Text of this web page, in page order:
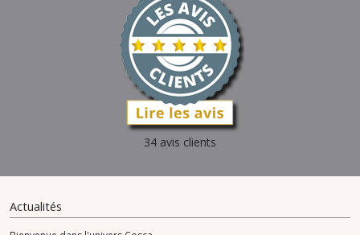
34 avis clients
Actualités